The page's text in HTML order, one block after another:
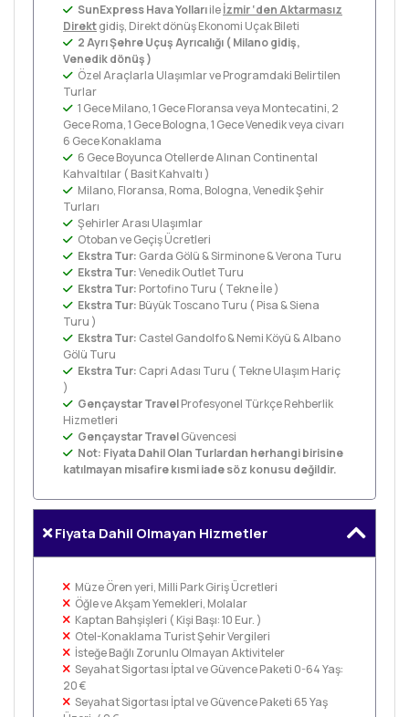
SunExpress Hava Yollarıileİzmir ‘den Aktarmasız
Direktgidiş, Direkt dönüş Ekonomi Uçak Bileti
2 Ayrı Şehre Uçuş Ayrıcalığı ( Milano gidiş,
Venedik dönüş )
Özel Araçlarla Ulaşımlar ve Programdaki Belirtilen
Turlar
1 Gece Milano, 1 Gece Floransa veya Montecatini, 2
Gece Roma, 1 Gece Bologna, 1 Gece Venedik veya civarı
6 Gece Konaklama
6 Gece Boyunca Otellerde Alınan Continental
Kahvaltılar ( Basit Kahvaltı )
Milano, Floransa, Roma, Bologna, Venedik Şehir
Turları
Şehirler Arası Ulaşımlar
Otoban ve Geçiş Ücretleri
Ekstra Tur: Garda Gölü & Sirminone & Verona Turu
Ekstra Tur:Venedik Outlet Turu
Ekstra Tur: Portofino Turu ( Tekne İle )
Ekstra Tur: Büyük Toscano Turu ( Pisa & Siena
Turu )
Ekstra Tur: Castel Gandolfo & Nemi Köyü & Albano
Gölü Turu
Ekstra Tur: Capri Adası Turu ( Tekne Ulaşım Hariç
)
Gençaystar TravelProfesyonel Türkçe Rehberlik
Hizmetleri
Gençaystar TravelGüvencesi
Not: Fiyata Dahil Olan Turlardan herhangi birisine
katılmayan misafire kısmi iade söz konusu değildir.
Fiyata Dahil Olmayan Hizmetler
Müze Ören yeri, Milli Park Giriş Ücretleri
Öğle ve Akşam Yemekleri, Molalar
Kaptan Bahşişleri ( Kişi Başı: 10 Eur. )
Otel-Konaklama Turist Şehir Vergileri
İsteğe Bağlı Zorunlu Olmayan Aktiviteler
Seyahat Sigortası İptal ve Güvence Paketi 0-64 Yaş:
20 €
Seyahat Sigortası İptal ve Güvence Paketi 65 Yaş